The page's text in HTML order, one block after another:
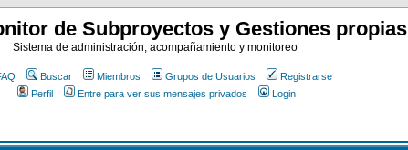
de Subproyectos y Gestiones propias
Sistema de administración, acompañamiento y monitoreo
Buscar Miembros Grupos de Usuarios
Registrarse
Perfil
Entre para ver sus mensajes privados Login